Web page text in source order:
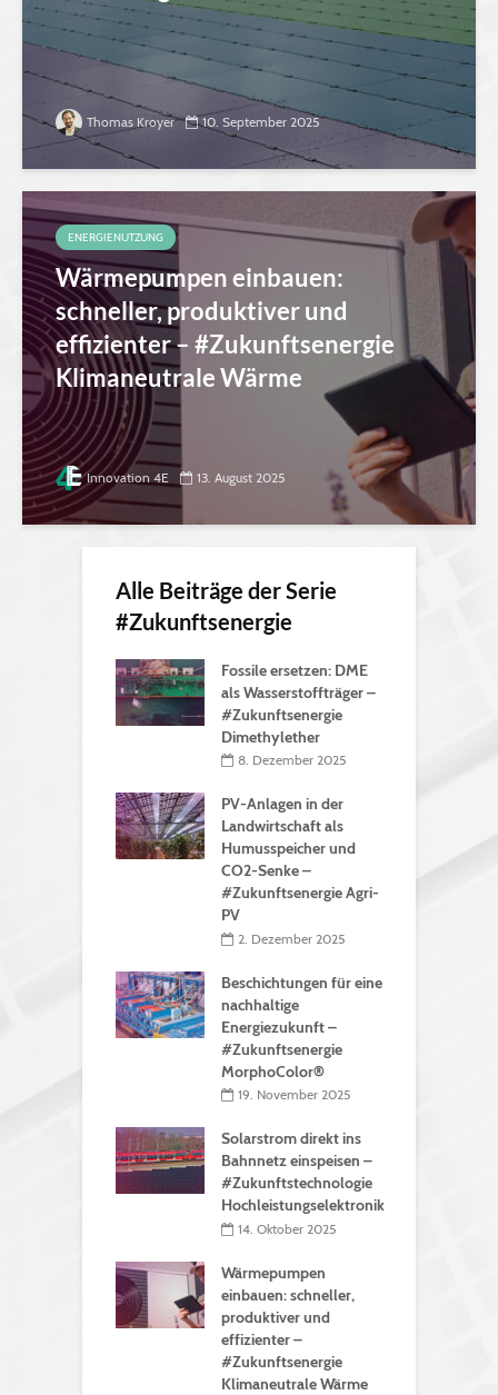
Thomas Kroyer 10. September 2025
ENERGIENUTZUNG
Wärmepumpen einbauen:
schneller, produktiver und
effizienter – #Zukunftsenergie
Klimaneutrale Wärme
Innovation 4E 13. August 2025
Alle Beiträge der Serie
#Zukunftsenergie
Fossile ersetzen: DME
als Wasserstoffträger –
#Zukunftsenergie
Dimethylether
8. Dezember 2025
PV-Anlagen in der
Landwirtschaft als
Humusspeicher und
CO2-Senke –
#Zukunftsenergie Agri-
PV
2. Dezember 2025
Beschichtungen für eine
nachhaltige
Energiezukunft –
#Zukunftsenergie
MorphoColor®
19. November 2025
Solarstrom direkt ins
Bahnnetz einspeisen –
#Zukunftstechnologie
Hochleistungselektronik
14. Oktober 2025
Wärmepumpen
einbauen: schneller,
produktiver und
effizienter –
#Zukunftsenergie
Klimaneutrale Wärme